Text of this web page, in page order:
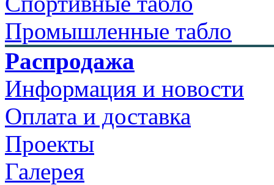
Промышленные табло
Распродажа
Информация и новости
Оплата и доставка
Проекты
Галерея